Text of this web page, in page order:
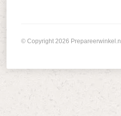
© Copyright 2026 Prepareerwinkel.nl